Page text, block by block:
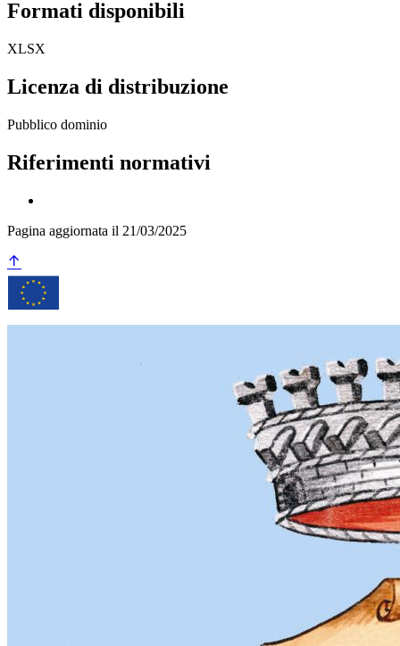
Formati disponibili
XLSX
Licenza di distribuzione
Pubblico dominio
Riferimenti normativi
Pagina aggiornata il 21/03/2025